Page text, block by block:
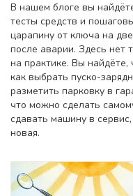
В нашем блоге вы
тесты средств и
царапину от ключа на
после аварии. Здесь нет
на практике. Вы найдёте,
как выбрать пуско-
разметить парковку в
что можно сделать
сдавать машину в
новая.